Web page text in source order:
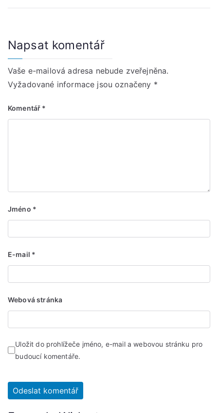
Napsat komentář
Vaše e-mailová adresa nebude zveřejněna.
Vyžadované informace jsou označeny *
Komentář *
Jméno *
E-mail *
Webová stránka
Uložit do prohlížeče jméno, e-mail a webovou stránku pro
budoucí komentáře.